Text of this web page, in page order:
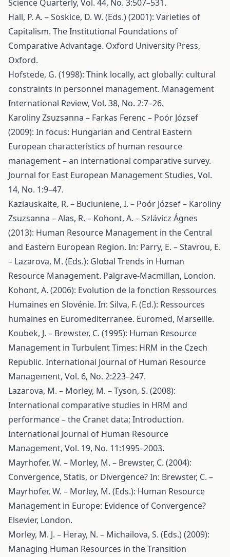
Science Quarterly, Vol. 44, No. 3:507–531.
Hall, P. A. – Soskice, D. W. (Eds.) (2001): Varieties of
Capitalism. The Institutional Foundations of
Comparative Advantage. Oxford University Press,
Oxford.
Hofstede, G. (1998): Think locally, act globally: cultural
constraints in personnel management. Management
International Review, Vol. 38, No. 2:7–26.
Karoliny Zsuzsanna – Farkas Ferenc – Poór József
(2009): In focus: Hungarian and Central Eastern
European characteristics of human resource
management – an international comparative survey.
Journal for East European Management Studies, Vol.
14, No. 1:9–47.
Kazlauskaite, R. – Buciuniene, I. – Poór József – Karoliny
Zsuzsanna – Alas, R. – Kohont, A. – Szlávicz Ágnes
(2013): Human Resource Management in the Central
and Eastern European Region. In: Parry, E. – Stavrou, E.
– Lazarova, M. (Eds.): Global Trends in Human
Resource Management. Palgrave-Macmillan, London.
Kohont, A. (2006): Evolution de la fonction Ressources
Humaines en Slovénie. In: Silva, F. (Ed.): Ressources
humaines en Euromediterranee. Euromed, Marseille.
Koubek, J. – Brewster, C. (1995): Human Resource
Management in Turbulent Times: HRM in the Czech
Republic. International Journal of Human Resource
Management, Vol. 6, No. 2:223–247.
Lazarova, M. – Morley, M. – Tyson, S. (2008):
International comparative studies in HRM and
performance – the Cranet data; Introduction.
International Journal of Human Resource
Management, Vol. 19, No. 11:1995–2003.
Mayrhofer, W. – Morley, M. – Brewster, C. (2004):
Convergence, Statis, or Divergence? In: Brewster, C. –
Mayrhofer, W. – Morley, M. (Eds.): Human Resource
Management in Europe: Evidence of Convergence?
Elsevier, London.
Morley, M. J. – Heray, N. – Michailova, S. (Eds.) (2009):
Managing Human Resources in the Transition